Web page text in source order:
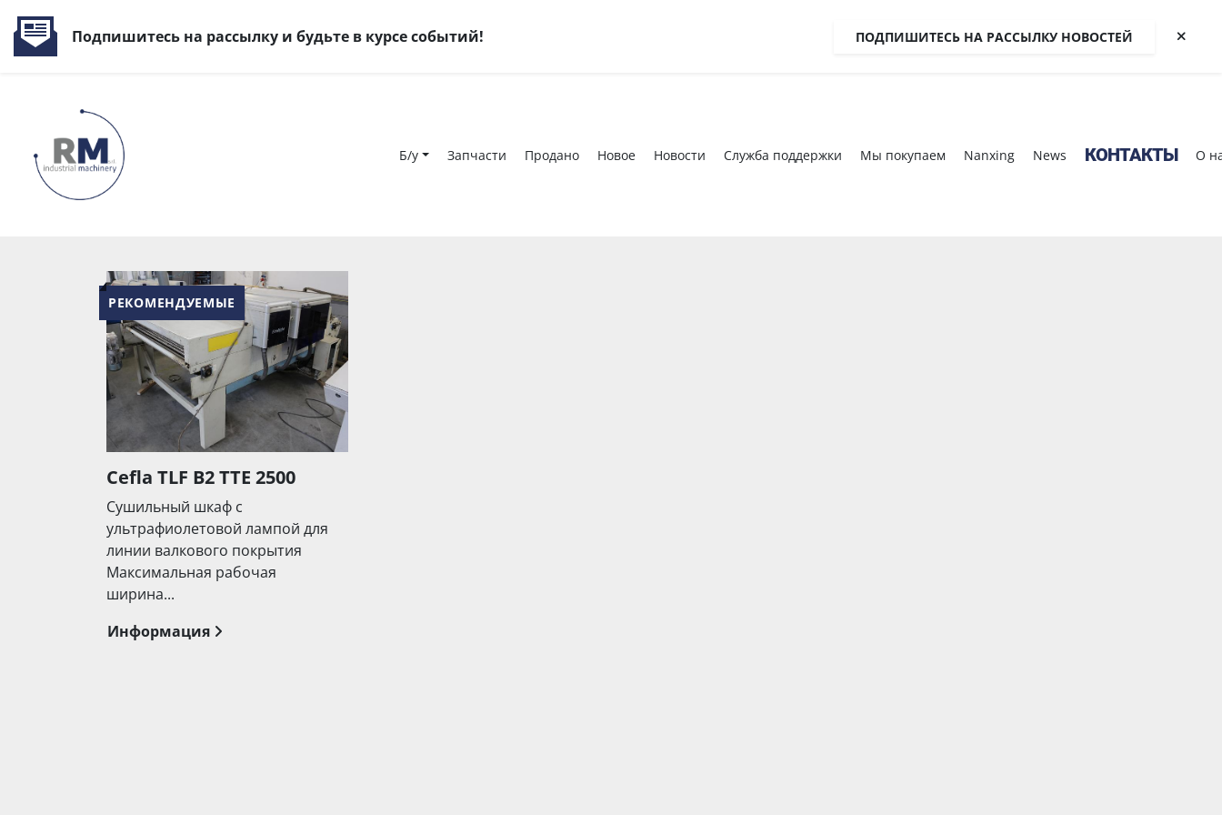
Подпишитесь на рассылку и будьте в курсе событий! ПОДПИШИТЕСЬ НА РАССЫЛКУ НОВОСТЕЙ
Б/у Запчасти Продано Новое Новости Служба поддержки Мы покупаем Nanxing News КОНТАКТЫ О
РЕКОМЕНДУЕМЫЕ
Cefla TLF B2 TTE 2500
Сушильный шкаф с
ультрафиолетовой лампой для
линии валкового покрытия
Максимальная рабочая
ширина...
Информация